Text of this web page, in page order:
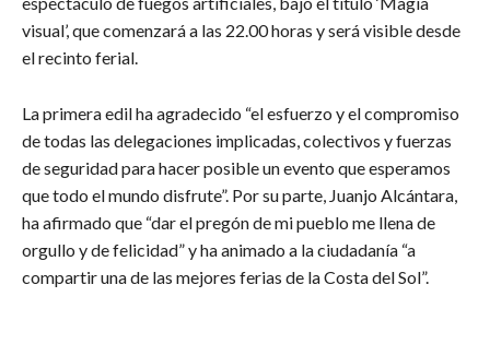
visual’, que comenzará a las 22.00 horas y será visible desde
el recinto ferial.
La primera edil ha agradecido “el esfuerzo y el compromiso
de todas las delegaciones implicadas, colectivos y fuerzas
de seguridad para hacer posible un evento que esperamos
que todo el mundo disfrute”. Por su parte, Juanjo Alcántara,
ha afirmado que “dar el pregón de mi pueblo me llena de
orgullo y de felicidad” y ha animado a la ciudadanía “a
compartir una de las mejores ferias de la Costa del Sol”.